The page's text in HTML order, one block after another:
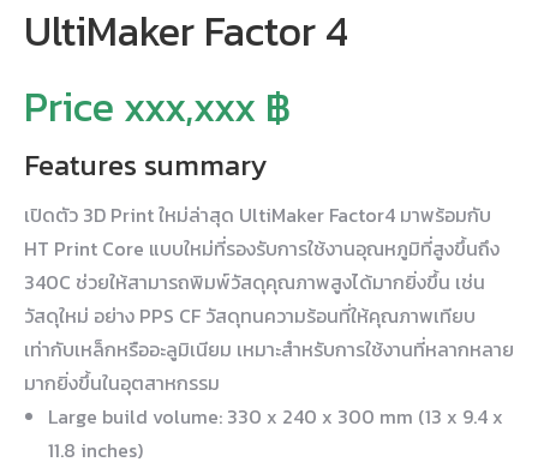
UltiMaker Factor 4
Price xxx,xxx ฿
Features summary
เปิดตัว 3D Print ใหม่ล่าสุด UltiMaker Factor4 มาพร้อมกับ
HT Print Core แบบใหม่ที่รองรับการใช้งานอุณหภูมิที่สูงขึ้นถึง
340C ช่วยให้สามารถพิมพ์วัสดุคุณภาพสูงได้มากยิ่งขึ้น เช่น
วัสดุใหม่ อย่าง PPS CF วัสดุทนความร้อนที่ให้คุณภาพเทียบ
เท่ากับเหล็กหรืออะลูมิเนียม เหมาะสำหรับการใช้งานที่หลากหลาย
มากยิ่งขึ้นในอุตสาหกรรม
Large build volume: 330 x 240 x 300 mm (13 x 9.4 x
11.8 inches)